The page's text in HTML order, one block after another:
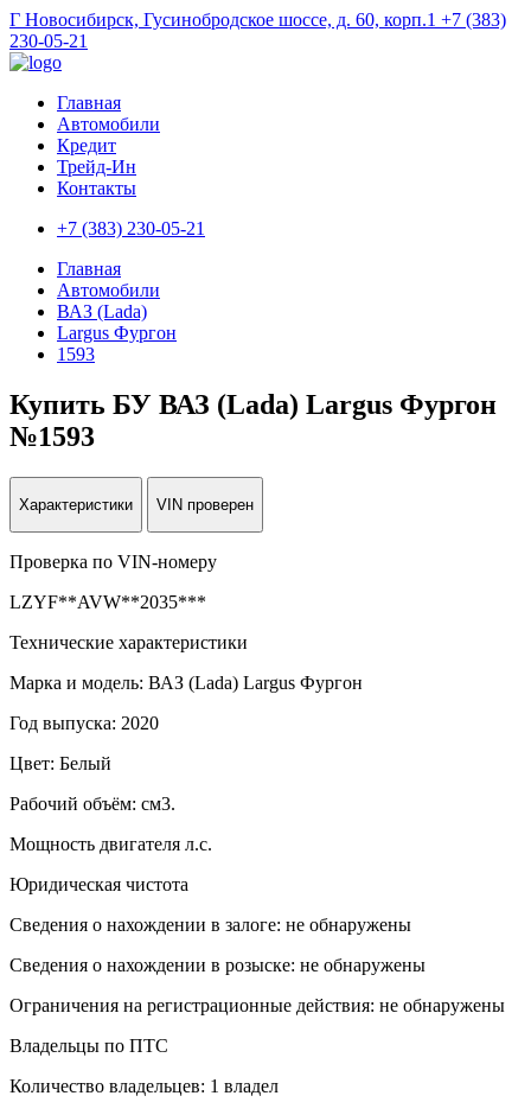
Г Новосибирск, Гусинобродское шоссе, д. 60, корп.1 +7 (383)
230-05-21
Главная
Автомобили
Кредит
Трейд-Ин
Контакты
+7 (383) 230-05-21
Главная
Автомобили
ВАЗ (Lada)
Largus Фургон
1593
Купить БУ ВАЗ (Lada) Largus Фургон
№1593
Характеристики VIN проверен
Проверка по VIN-номеру
LZYF**AVW**2035***
Технические характеристики
Марка и модель: ВАЗ (Lada) Largus Фургон
Год выпуска: 2020
Цвет: Белый
Рабочий объём: см3.
Мощность двигателя л.с.
Юридическая чистота
Сведения о нахождении в залоге: не обнаружены
Сведения о нахождении в розыске: не обнаружены
Ограничения на регистрационные действия: не обнаружены
Владельцы по ПТС
Количество владельцев: 1 владел